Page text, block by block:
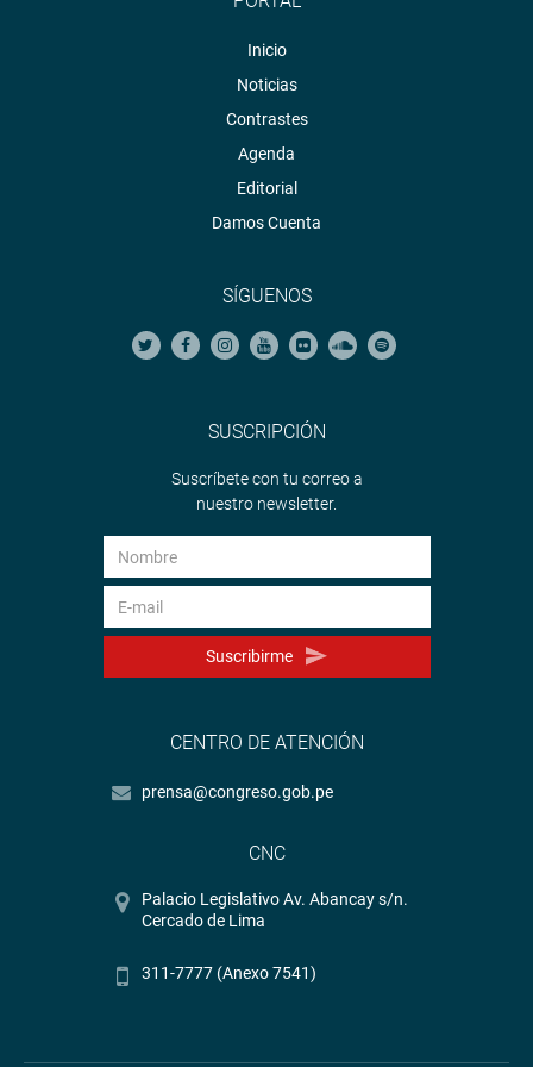
Inicio
Noticias
Contrastes
Agenda
Editorial
Damos Cuenta
SÍGUENOS
SUSCRIPCIÓN
Suscríbete con tu correo a
nuestro newsletter.
Suscribirme
CENTRO DE ATENCIÓN
prensa@congreso.gob.pe
CNC
Palacio Legislativo Av. Abancay s/n.
Cercado de Lima
311-7777 (Anexo 7541)